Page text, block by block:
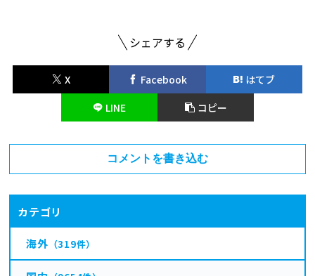
シェアする
X Facebook
はてブ
LINE
コピー
コメントを書き込む
カテゴリ
海外 （319件）